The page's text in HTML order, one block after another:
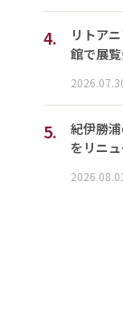
4.
リトア
館で展
5.
紀伊勝
をリニ